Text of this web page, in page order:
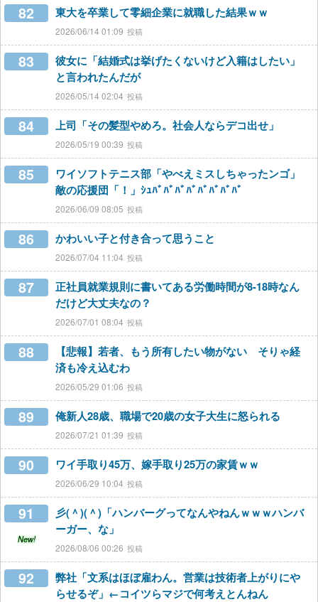
82 東大を卒業して零細企業に就職した結果ｗｗ
2026/06/14 01:09
83
彼女に「結婚式は挙げたくないけど入籍はしたい」
と言われたんだが
2026/05/14 02:04
84 上司「その髪型やめろ。社会人ならデコ出せ」
2026/05/19 00:39
85
ワイソフトテニス部「やべえミスしちゃったンゴ」
敵の応援団「！」ｼｭﾊﾞﾊﾞﾊﾞﾊﾞﾊﾞﾊﾞﾊﾞﾊﾞ
2026/06/09 08:05
86 かわいい子と付き合って思うこと
2026/07/04 11:04
87
正社員就業規則に書いてある労働時間が8-18時なん
だけど大丈夫なの？
2026/07/01 08:04
88
【悲報】若者、もう所有したい物がない そりゃ経
済も冷え込むわ
2026/05/29 01:06
89 俺新人28歳、職場で20歳の女子大生に怒られる
2026/07/21 01:39
90 ワイ手取り45万、嫁手取り25万の家賃ｗｗ
2026/06/29 10:04
91
New!
彡(＾)(＾)「ハンバーグってなんやねんｗｗｗハンバ
ーガー、な」
2026/08/06 00:26
92
弊社「文系はほぼ雇わん。営業は技術者上がりにや
らせるぞ」←コイツらマジで何考えとんねん